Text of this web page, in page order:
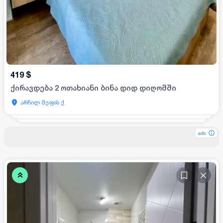
419 $
ქირავდება 2 ოთახიანი ბინა დიდ დიღომში
არჩილ მეფის ქ.
ads
ads
ads